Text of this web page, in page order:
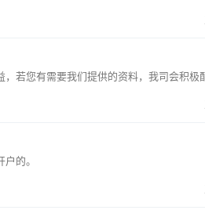
若您有需要我们提供的资料，我司会积极
的。